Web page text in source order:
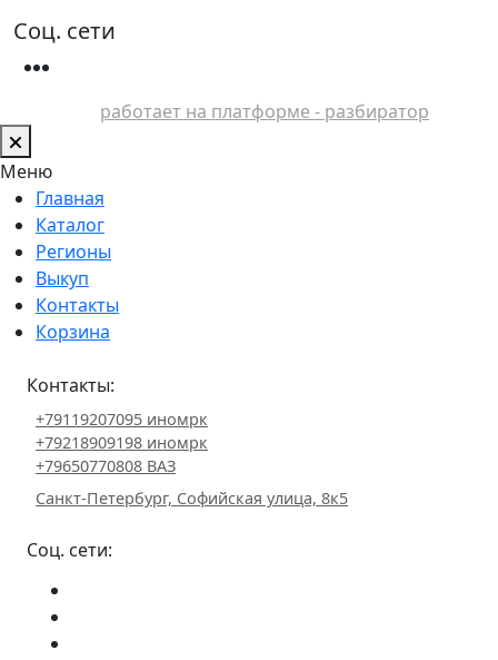
Соц. сети
работает на платформе - разбиратор
Меню
Главная
Каталог
Регионы
Выкуп
Контакты
Корзина
Контакты:
+79119207095 иномрк
+79218909198 иномрк
+79650770808 ВАЗ
Санкт-Петербург, Софийская улица, 8к5
Соц. сети: